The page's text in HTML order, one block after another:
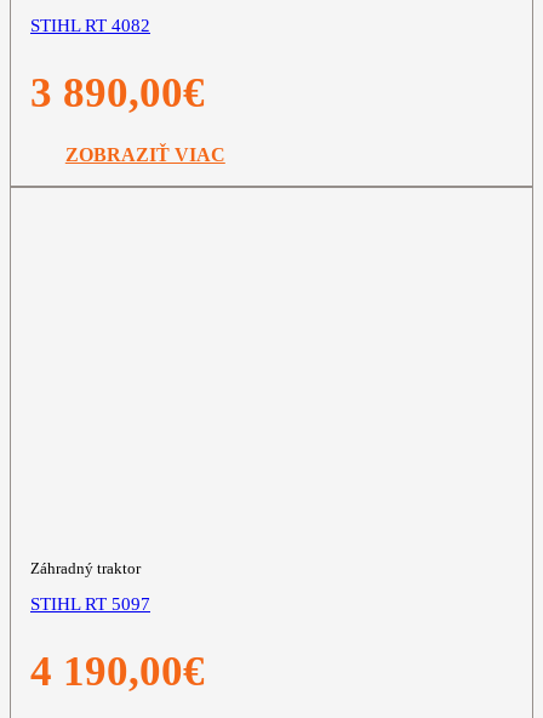
STIHL RT 4082
3 890,00€
ZOBRAZIŤ VIAC
Záhradný traktor
STIHL RT 5097
4 190,00€